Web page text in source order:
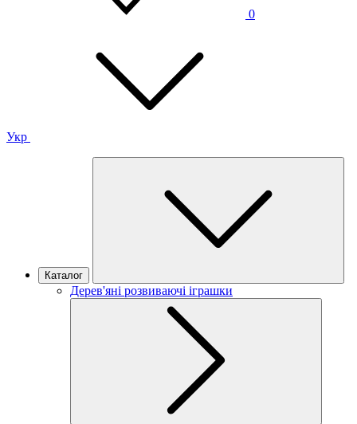
0
Укр
Каталог
Дерев'яні розвиваючі іграшки